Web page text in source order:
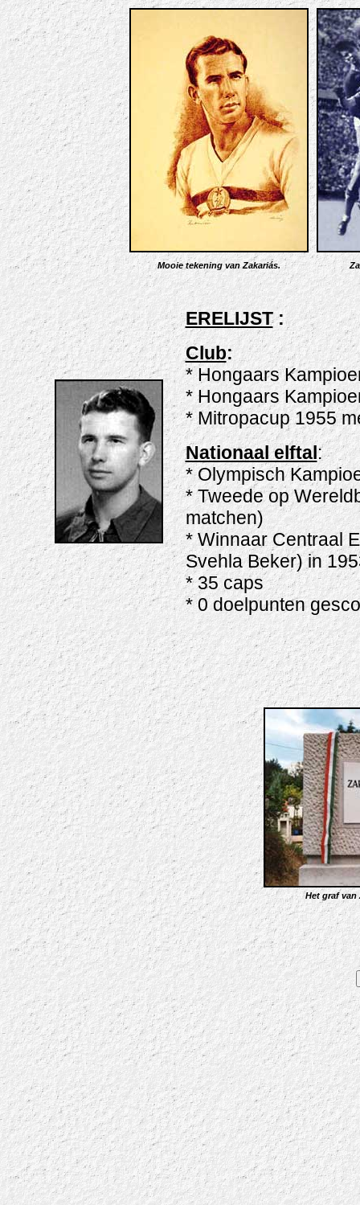
Mooie tekening van Zakariás.
ERELIJST:
Club:
* Hongaars
* Hongaars
* Mitropacup 1955
Nationaal elftal:
* Olympisch
* Tweede op
matchen)
* Winnaar Centraal
Svehla Beker) in
* 35 caps
* 0 doelpunten
Het graf van